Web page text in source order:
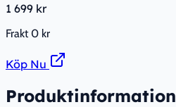
1 699 kr
Frakt0 kr
Köp Nu
Produktinformation